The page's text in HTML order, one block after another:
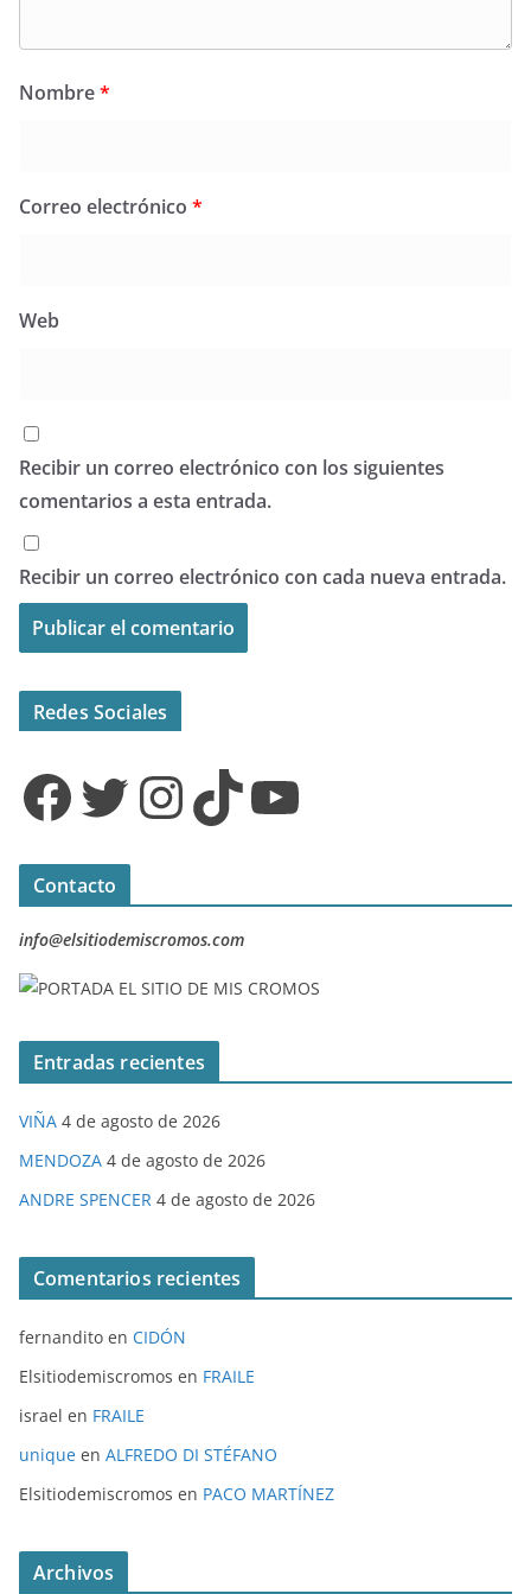
Nombre*
Correo electrónico *
Web
Recibir un correo electrónico con los siguientes
comentarios a esta entrada.
Recibir un correo electrónico con cada nueva entrada.
Redes Sociales
Facebook Twitter InstagramTikTok YouTube
Contacto
info@elsitiodemiscromos.com
Entradas recientes
VIÑA 4 de agosto de 2026
MENDOZA 4 de agosto de 2026
ANDRE SPENCER 4 de agosto de 2026
Comentarios recientes
fernandito en CIDÓN
Elsitiodemiscromos en FRAILE
israel en FRAILE
unique en ALFREDO DI STÉFANO
Elsitiodemiscromos en PACO MARTÍNEZ
Archivos